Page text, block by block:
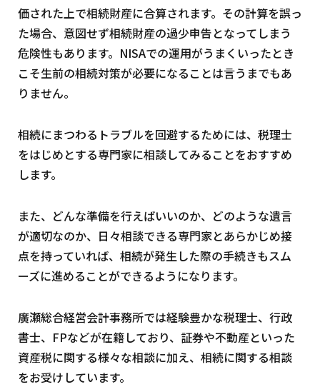
価された上で相続財産に合算されます。その計算を誤っ
た場合、意図せず相続財産の過少申告となってしまう
危険性もあります。NISAでの運用がうまくいったとき
こそ生前の相続対策が必要になることは言うまでもあ
りません。
相続にまつわるトラブルを回避するためには、税理士
をはじめとする専門家に相談してみることをおすすめ
します。
また、どんな準備を行えばいいのか、どのような遺言
が適切なのか、日々相談できる専門家とあらかじめ接
点を持っていれば、相続が発生した際の手続きもスム
ーズに進めることができるようになります。
廣瀬総合経営会計事務所では経験豊かな税理士、行政
書士、FPなどが在籍しており、証券や不動産といった
資産税に関する様々な相談に加え、相続に関する相談
をお受けしています。